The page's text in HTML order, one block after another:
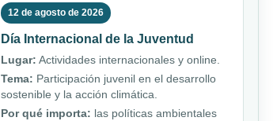
12 de agosto de 2026
Día Internacional de la Juventud
Lugar: Actividades internacionales y online.
Tema: Participación juvenil en el desarrollo
sostenible y la acción climática.
Por qué importa: las políticas ambientales